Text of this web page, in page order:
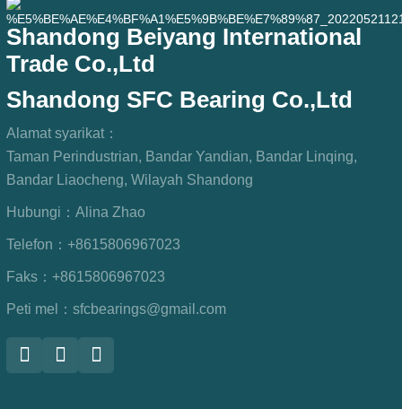
Shandong Beiyang International
Trade Co.,Ltd
Shandong SFC Bearing Co.,Ltd
Alamat syarikat：
Taman Perindustrian, Bandar Yandian, Bandar Linqing,
Bandar Liaocheng, Wilayah Shandong
Hubungi： Alina Zhao
Telefon： +8615806967023
Faks： +8615806967023
Peti mel： sfcbearings@gmail.com